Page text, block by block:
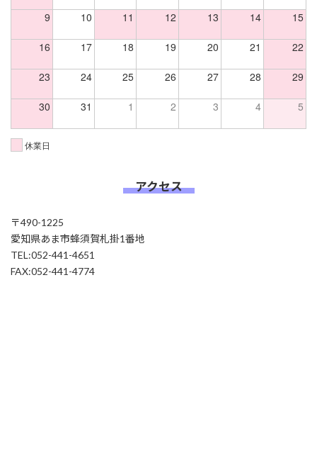
9 10 11 12 13 14 15
16 17 18 19 20 21 22
23 24 25 26 27 28 29
30 31 1 2 3 4 5
休業日
アクセス
〒490-1225
愛知県あま市蜂須賀札掛1番地
TEL:052-441-4651
FAX:052-441-4774